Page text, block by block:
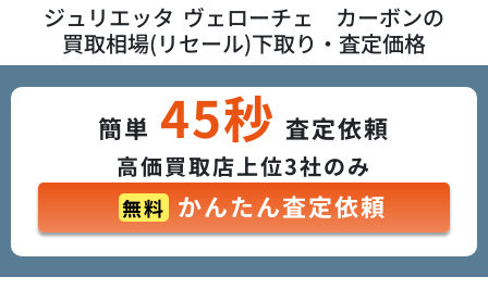
ジュリエッタ ヴェローチェ カーボンの
買取相場(リセール)下取り・査定価格
簡単 45秒 査定依頼
高価買取店上位3社のみ
無料 かんたん査定依頼